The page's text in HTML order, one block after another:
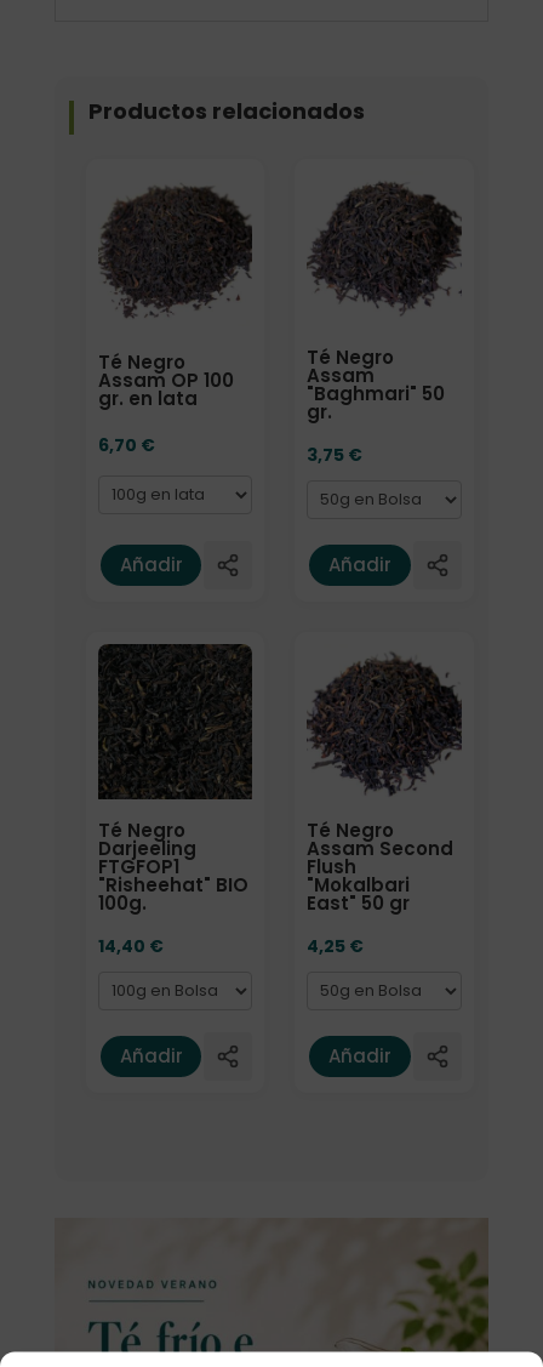
Productos relacionados
Té Negro
Assam OP 100
gr. en lata
6,70 €
Formato
Añadir
Té Negro
Assam
"Baghmari" 50
gr.
3,75 €
Formato
Añadir
Té Negro
Darjeeling
FTGFOP1
"Risheehat" BIO
100g.
14,40 €
Formato
Añadir
Té Negro
Assam Second
Flush
"Mokalbari
East" 50 gr
4,25 €
Formato
Añadir